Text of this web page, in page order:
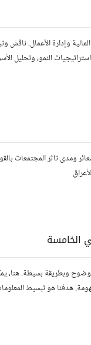
وإدارة الأعمال. ناقش
استراتيجيات النمو، وتحليل
تاثر المجتمعات
الخامسة
وبطريقة بسيطة. هنا،
هدفنا هو تبسيط